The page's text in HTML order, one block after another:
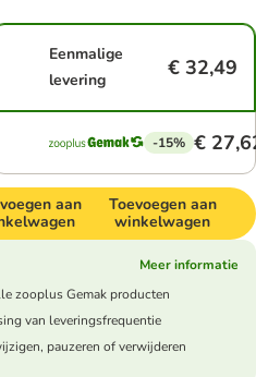
Eenmalige
levering
€ 32,49
-15% €
aan
Toevoegen aan
winkelwagen
Meer informatie
zooplus Gemak producten
van leveringsfrequentie
pauzeren of verwijderen